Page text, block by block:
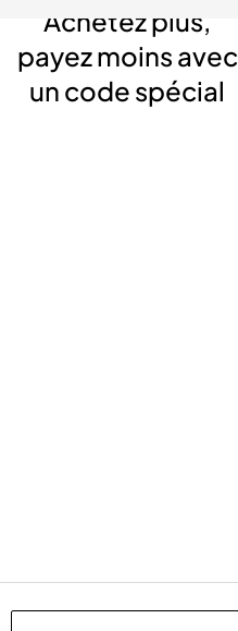
Achetez plus,
payez moins avec
un code spécial